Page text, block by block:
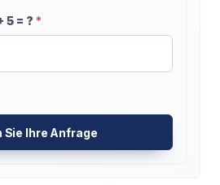
5 = ? *
Sie Ihre Anfrage